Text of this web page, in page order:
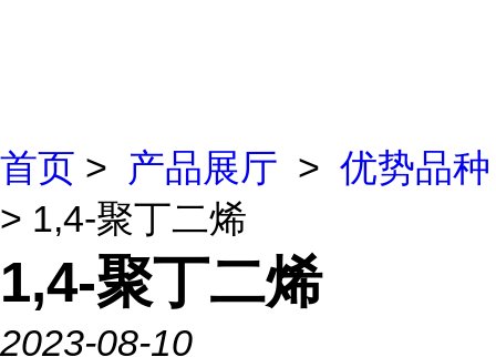
首页 > 产品展厅 > 优势品种
> 1,4-聚丁二烯
1,4-聚丁二烯
2023-08-10